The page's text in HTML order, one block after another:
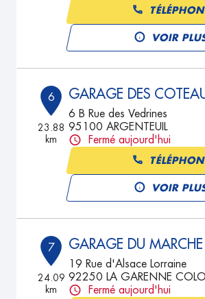
VOIR
6
23.88
km
GARAGE DES
6 B Rue des Vedrines
95100 ARGENTEUIL
Fermé aujourd'hui
VOIR
7
24.09
km
GARAGE DU MARCHE
19 Rue d'Alsace Lorraine
92250 LA GARENNE
Fermé aujourd'hui